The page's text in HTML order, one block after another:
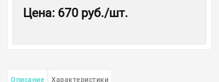
Цена: 670 руб./шт.
Описание Характеристики